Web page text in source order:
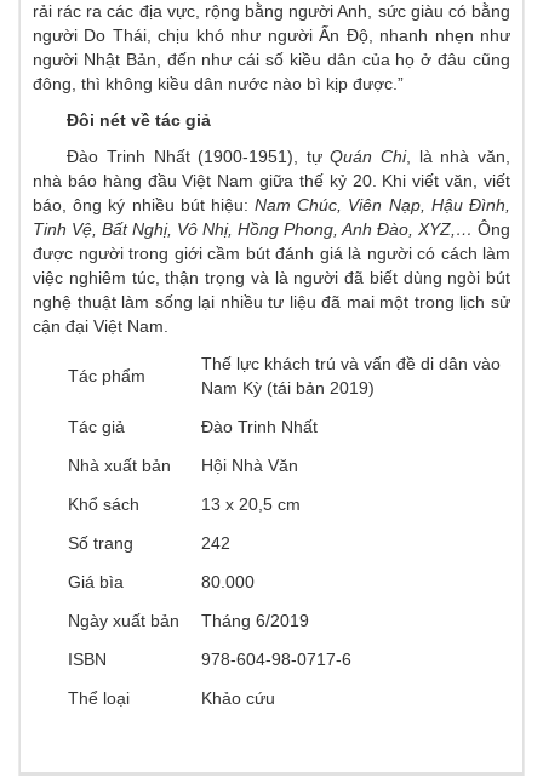
rải rác ra các địa vực, rộng bằng người Anh, sức giàu có bằng
người Do Thái, chịu khó như người Ấn Độ, nhanh nhẹn như
người Nhật Bản, đến như cái số kiều dân của họ ở đâu cũng
đông, thì không kiều dân nước nào bì kịp được.”
Đôi nét về tác giả
Đào Trinh Nhất (1900-1951), tựQuán Chi, là nhà văn,
nhà báo hàng đầu Việt Nam giữa thế kỷ 20. Khi viết văn, viết
báo, ông ký nhiều bút hiệu:Nam Chúc, Viên Nạp, Hậu Đình,
Tinh Vệ, Bất Nghị, Vô Nhị, Hồng Phong, Anh Đào, XYZ,… Ông
được người trong giới cầm bút đánh giá là người có cách làm
việc nghiêm túc, thận trọng và là người đã biết dùng ngòi bút
nghệ thuật làm sống lại nhiều tư liệu đã mai một trong lịch sử
cận đại Việt Nam.
Tác phẩm
Thế lực khách trú và vấn đề di dân vào
Nam Kỳ (tái bản 2019)
Tác giả
Đào Trinh Nhất
Nhà xuất bản
Hội Nhà Văn
Khổ sách
13 x 20,5 cm
Số trang
242
Giá bìa
80.000
Ngày xuất bản
Tháng 6/2019
ISBN
978-604-98-0717-6
Thể loại
Khảo cứu